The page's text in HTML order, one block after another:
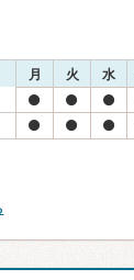
月 火 水